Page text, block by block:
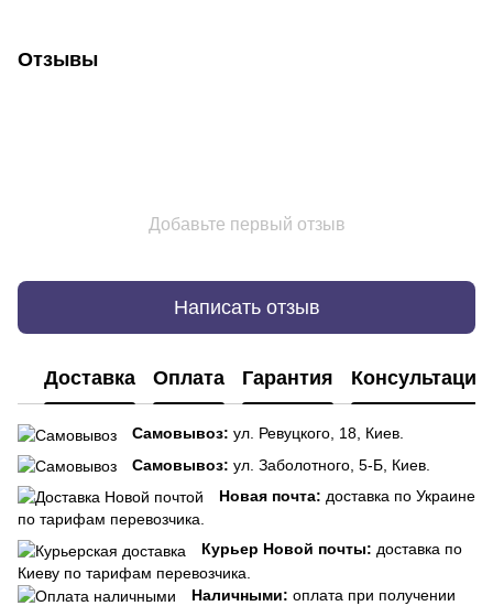
Отзывы
Добавьте первый отзыв
Написать отзыв
Доставка Оплата Гарантия Консультация
Самовывоз: ул. Ревуцкого, 18, Киев.
Самовывоз: ул. Заболотного, 5-Б, Киев.
Новая почта: доставка по Украине
по тарифам перевозчика.
Курьер Новой почты: доставка по
Киеву по тарифам перевозчика.
Наличными: оплата при получении